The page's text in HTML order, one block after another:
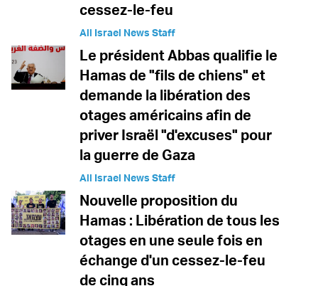
cessez-le-feu
All Israel News Staff
Le président Abbas qualifie le
Hamas de "fils de chiens" et
demande la libération des
otages américains afin de
priver Israël "d'excuses" pour
la guerre de Gaza
All Israel News Staff
Nouvelle proposition du
Hamas : Libération de tous les
otages en une seule fois en
échange d'un cessez-le-feu
de cinq ans